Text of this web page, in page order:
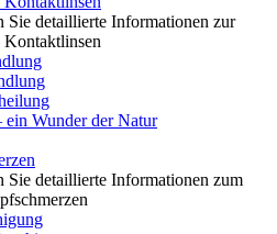
Sie detaillierte Informationen zur
Kontaktlinsen
ein Wunder der Natur
Sie detaillierte Informationen zum